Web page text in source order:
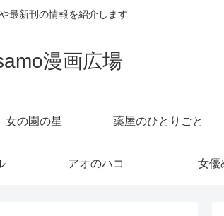
最新刊の情報を紹介します
漫画広場
女の園の星 薬屋のひとりごと
アオのハコ 女優